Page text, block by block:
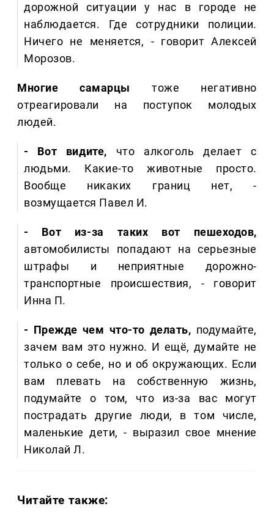
дорожной ситуации у нас в городе не
наблюдается. Где сотрудники полиции.
Ничего не меняется, - говорит Алексей
Морозов.
Многие самарцы тоже негативно
отреагировали на поступок молодых
людей.
- Вот видите, что алкоголь делает с
людьми. Какие-то животные просто.
Вообще никаких границ нет, -
возмущается Павел И.
- Вот из-за таких вот пешеходов,
автомобилисты попадают на серьезные
штрафы и неприятные дорожно-
транспортные происшествия, - говорит
Инна П.
- Прежде чем что-то делать, подумайте,
зачем вам это нужно. И ещё, думайте не
только о себе, но и об окружающих. Если
вам плевать на собственную жизнь,
подумайте о том, что из-за вас могут
пострадать другие люди, в том числе,
маленькие дети, - выразил свое мнение
Николай Л.
Читайте также: